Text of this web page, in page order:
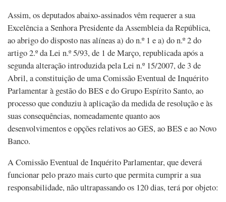
Assim, os deputados abaixo-assinados vêm requerer a sua
Excelência a Senhora Presidente da Assembleia da República,
ao abrigo do disposto nas alíneas a) do n.º 1 e a) do n.º 2 do
artigo 2.º da Lei n.º 5/93, de 1 de Março, republicada após a
segunda alteração introduzida pela Lei n.º 15/2007, de 3 de
Abril, a constituição de uma Comissão Eventual de Inquérito
Parlamentar à gestão do BES e do Grupo Espírito Santo, ao
processo que conduziu à aplicação da medida de resolução e às
suas consequências, nomeadamente quanto aos
desenvolvimentos e opções relativos ao GES, ao BES e ao Novo
Banco.
A Comissão Eventual de Inquérito Parlamentar, que deverá
funcionar pelo prazo mais curto que permita cumprir a sua
responsabilidade, não ultrapassando os 120 dias, terá por objeto: